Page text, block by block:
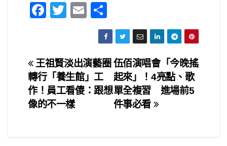
F
e
b
o
o
T
er
E
m
ail
h
ar
e
文
章
導
伍佰演唱會「今晚搖
起來」！4亮點、歌
單全複習 進場前5
件事必看
王祖賢淡出演藝圈
轉行「養生館」工
作！員工看傻：跟想
像的不一樣